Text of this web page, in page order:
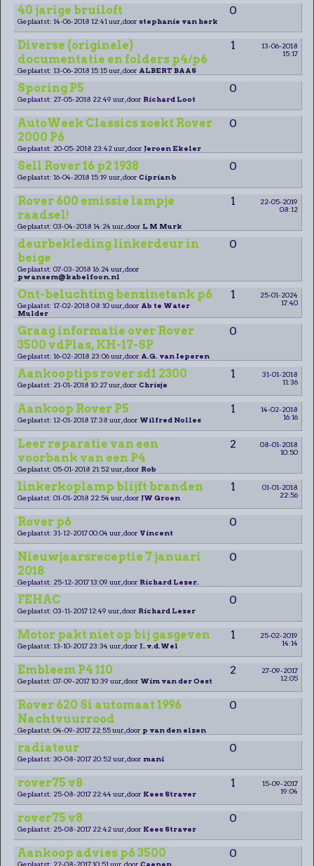
40 jarige bruiloft 0
Geplaatst: 14-06-2018 12:41 uur, door stephanie van herk
Diverse (originele)
documentatie en folders p4/p6
1
13-06-2018
15:17
Geplaatst: 13-06-2018 15:15 uur, door ALBERT BAAS
Sporing P5 0
Geplaatst: 27-05-2018 22:49 uur, door Richard Loot
AutoWeek Classics zoekt Rover
2000 P6
0
Geplaatst: 20-05-2018 23:42 uur, door Jeroen Ekeler
Sell Rover 16 p2 1938 0
Geplaatst: 16-04-2018 15:19 uur, door Ciprian b
Rover 600 emissie lampje
raadsel!
1
22-05-2019
08:12
Geplaatst: 03-04-2018 14:24 uur, door L M Murk
deurbekleding linkerdeur in
beige
0
Geplaatst: 07-03-2018 16:24 uur, door
pwansem@kabelfoon.nl
Ont-beluchting benzinetank p6 1
25-01-2024
17:40
Geplaatst: 17-02-2018 08:10 uur, door Ab te Water
Mulder
Graag informatie over Rover
3500 vdPlas, KH-17-SP
0
Geplaatst: 16-02-2018 23:06 uur, door A.G. van Ieperen
Aankooptips rover sd1 2300 1
31-01-2018
11:36
Geplaatst: 21-01-2018 10:27 uur, door Chrisje
Aankoop Rover P5 1
14-02-2018
16:16
Geplaatst: 12-01-2018 17:38 uur, door Wilfred Nolles
Leer reparatie van een
voorbank van een P4
2
08-01-2018
10:50
Geplaatst: 05-01-2018 21:52 uur, door Rob
linkerkoplamp blijft branden 1
01-01-2018
22:56
Geplaatst: 01-01-2018 22:54 uur, door JW Groen
Rover p6 0
Geplaatst: 31-12-2017 00:04 uur, door Vincent
Nieuwjaarsreceptie 7 januari
2018
0
Geplaatst: 25-12-2017 13:09 uur, door Richard Lezer.
FEHAC 0
Geplaatst: 03-11-2017 12:49 uur, door Richard Lezer
Motor pakt niet op bij gasgeven 1
25-02-2019
14:14
Geplaatst: 13-10-2017 23:34 uur, door J..v.d.Wel
Embleem P4 110 2
27-09-2017
12:05
Geplaatst: 07-09-2017 10:39 uur, door Wim van der Oest
Rover 620 Si automaat 1996
Nachtvuurrood
0
Geplaatst: 04-09-2017 22:55 uur, door p van den elzen
radiateur 0
Geplaatst: 30-08-2017 20:52 uur, door mani
rover75 v8 1
15-09-2017
19:04
Geplaatst: 25-08-2017 22:44 uur, door Kees Straver
rover75 v8 0
Geplaatst: 25-08-2017 22:42 uur, door Kees Straver
Aankoop advies p6 3500 0
Geplaatst: 22-08-2017 10:51 uur, door Caenen